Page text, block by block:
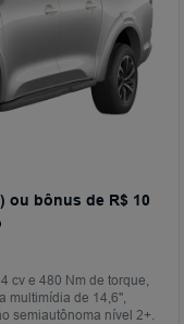
ou bônus de R$ 10
cv e 480 Nm de torque,
multimídia de 14,6",
semiautônoma nível 2+.